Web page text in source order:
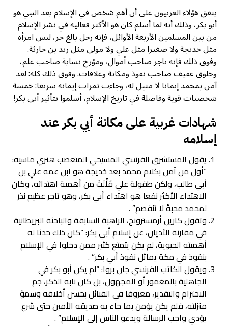
يتفق هؤلاء الغربيون على أن أهم شخص في الإسلام بعد النبي هو
أبو بكر، وذلك أنه لما أسلم كان هو الأكثر فعالية في نشر الإسلام
من بين المسلمين الأربعة الأوائل، فإنه رجل بالغ حر، ليس امرأة
مثل خديجة ولا صغيرا مثل علي ولا مولى مثل زيد بن حارثة.
وفوق ذلك فإنه تاجر صاحب أموال، ومؤرخ نسابة صاحب علم،
وخلوق عفيف صاحب نفوذ ومكانة وعلاقات. وفوق ذلك كله: لقد
آمن بمحمد إيمانا لا مثيل له، وجاءت ثمرات إيمانه سريعا: خمسة
شخصيات قوية وفاصلة في تاريخ الإسلام، أسلموا بتأثير أبي بكر!
شهادات غربية على مكانة أبي بكر عند
إسلامه
يقول المستشرق الفرنسي المسيحي المتعصب هنري ماسيه:
“أول من آمن بكلام محمد بعد خديجة هو ابن عمه علي بن
أبي طالب، ولكن طفولة علي قَلَّلَتْ من أهمية اهتدائه، وكان
الاهتداء الأكثر نفعا هو اهتداء أبي بكر، وهو تاجر عظيم نذر
لمحمد محبةً لا تنفصم” .
وتقول كارين أرمسترونج، الراهبة السابقة والباحثة البريطانية
في مقارنة الأديان، عن إسلام أبي بكر: “كان ذلك حدثا له
أهميته الحيوية، لم يكن يتمتع كثير ممن دخلوا في الإسلام
بنفوذ في مكة يماثل نفوذ أبي بكر” .
ويقول الكاتب الفرنسي جان بروا: “لم يكن أبو بكر في
الجاهلية بالمغمور أو المجهول، بل كان نابه الذكر، جم
الاحترام والتقدير، معروفا في القبائل بحسن أخلاقه وسموّ
منزلته، فلم يكن يؤمن بما جاء به صديقه الأمين حتى شرع
يؤدي واجب الرسالة ويدعو الناس إلى الإسلام” .